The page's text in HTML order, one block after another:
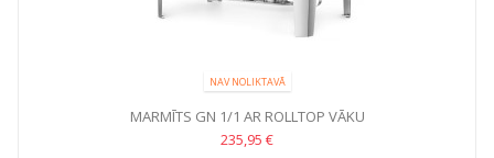
NAV NOLIKTAVĀ
MARMĪTS GN 1/1 AR ROLLTOP VĀKU
235,95 €